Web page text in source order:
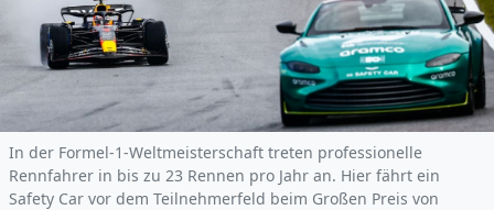
In der Formel-1-Weltmeisterschaft treten professionelle
Rennfahrer in bis zu 23 Rennen pro Jahr an. Hier fährt ein
Safety Car vor dem Teilnehmerfeld beim Großen Preis von